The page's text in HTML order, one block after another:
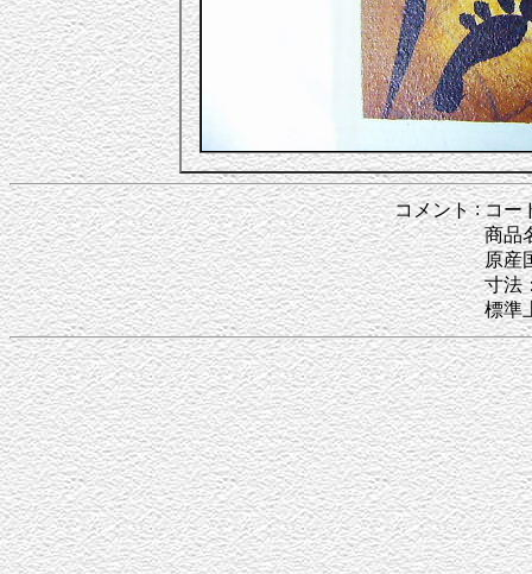
コメント : コー
商品
原産
寸法
標準